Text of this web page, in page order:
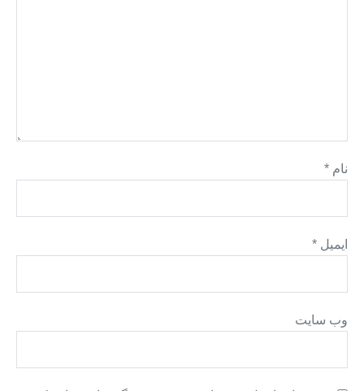
نام *
ایمیل *
وب‌ سایت